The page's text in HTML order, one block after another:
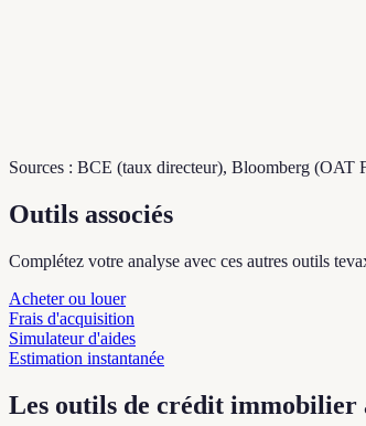
Sources : BCE (taux directeur), Bloomberg (OAT
Outils associés
Complétez votre analyse avec ces autres outils
Acheter ou louer
Frais d'acquisition
Simulateur d'aides
Estimation instantanée
Les outils de crédit immobilier